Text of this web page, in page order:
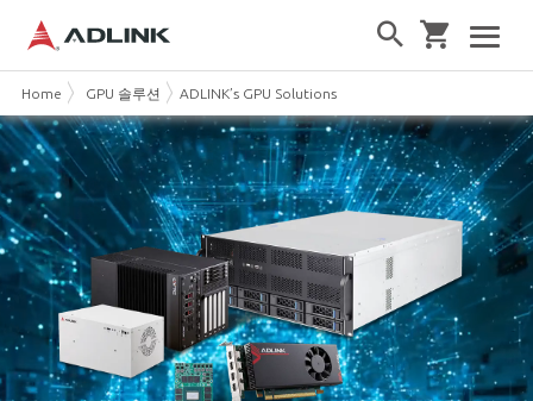
Home GPU 솔루션 ADLINK’s GPU Solutions